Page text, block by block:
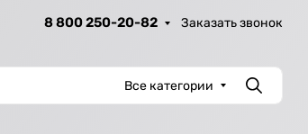
8 800 250-20-82 Заказать звонок
Все категории Поиск